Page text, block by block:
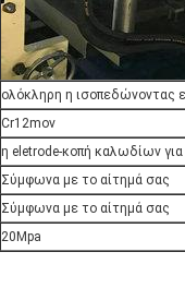
ολόκληρη η ισοπεδώνοντας
Cr12mov
η eletrode-κοπή καλωδίων
Σύμφωνα με το αίτημά σας
Σύμφωνα με το αίτημά σας
20Mpa